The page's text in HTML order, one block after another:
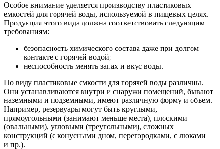
Особое внимание уделяется производству пластиковых
емкостей для горячей воды, используемой в пищевых целях.
Продукция этого вида должна соответствовать следующим
требованиям:
безопасность химического состава даже при долгом
контакте с горячей водой;
неспособность менять запах и вкус воды.
По виду пластиковые емкости для горячей воды различны.
Они устанавливаются внутри и снаружи помещений, бывают
наземными и подземными, имеют различную форму и объем.
Например, резервуары могут быть круглыми,
прямоугольными (занимают меньше места), плоскими
(овальными), угловыми (треугольными), сложных
конструкций (с конусными дном, перегородками, с люками
и пр.).